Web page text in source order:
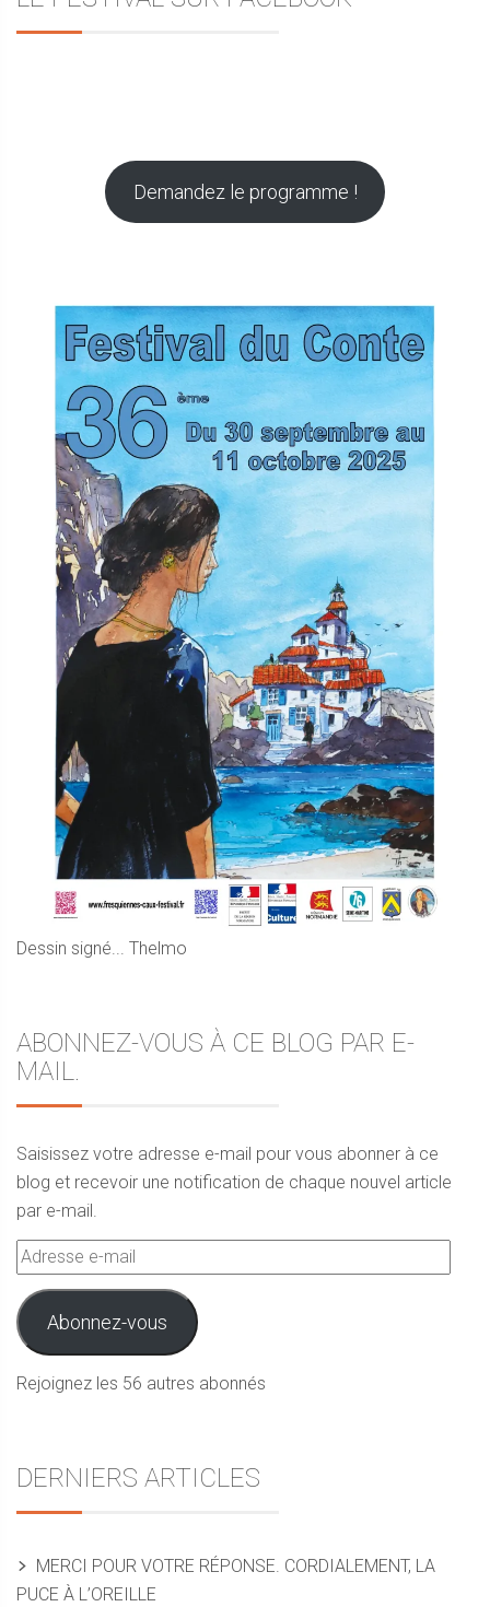
Demandez le programme !
Dessin signé... Thelmo
ABONNEZ-VOUS À CE BLOG PAR E-
MAIL.
Saisissez votre adresse e-mail pour vous abonner à ce
blog et recevoir une notification de chaque nouvel article
par e-mail.
Adresse
e-
mail
Abonnez-vous
Rejoignez les 56 autres abonnés
DERNIERS ARTICLES
MERCI POUR VOTRE RÉPONSE. CORDIALEMENT, LA
PUCE À L’OREILLE